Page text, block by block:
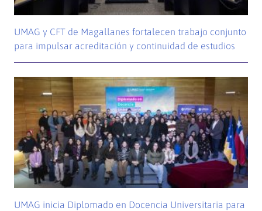
UMAG y CFT de Magallanes fortalecen trabajo conjunto
para impulsar acreditación y continuidad de estudios
UMAG inicia Diplomado en Docencia Universitaria para